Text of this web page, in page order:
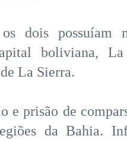
os dois possuíam
boliviana,
La Sierra.
e prisão de
da Bahia.